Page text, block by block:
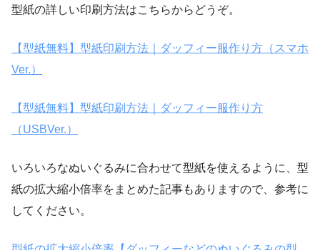
型紙の詳しい印刷方法はこちらからどうぞ。
【型紙無料】型紙印刷方法｜ダッフィー服作り方（スマホ
Ver.）
【型紙無料】型紙印刷方法｜ダッフィー服作り方
（USBVer.）
いろいろなぬいぐるみに合わせて型紙を使えるように、型
紙の拡大縮小倍率をまとめた記事もありますので、参考に
してください。